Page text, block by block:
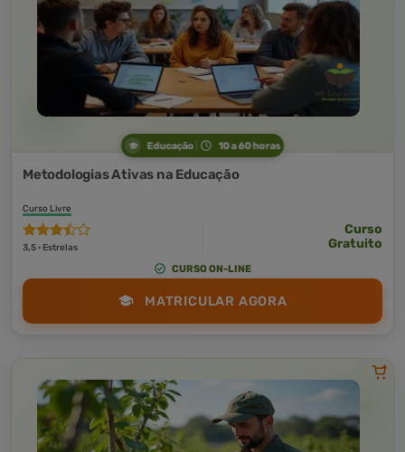
Educação 10 a 60 horas
Metodologias Ativas na Educação
Curso Livre
3,5 · Estrelas
Curso
Gratuito
CURSO ON-LINE
MATRICULAR AGORA